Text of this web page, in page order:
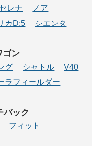
セレナ
ノア
カD:5 シエンタ
ゴン
グ シャトル
V40
ラフィールダー
バック
フィット